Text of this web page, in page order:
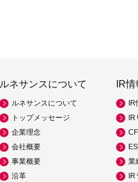
ルネサンスについて
ルネサンスについて
トップメッセージ
企業理念
会社概要
事業概要
沿革
IR情
業